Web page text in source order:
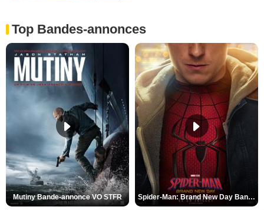
Top Bandes-annonces
Mutiny Bande-annonce VO STFR Spider-Man: Brand New Day Bande-annonce VO STFR